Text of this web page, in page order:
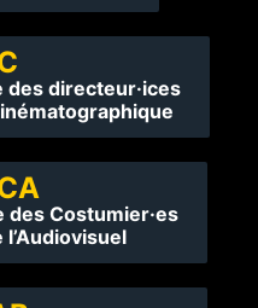
des directeur·ices
des Costumier·es